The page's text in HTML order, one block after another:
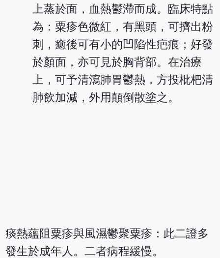
上蒸於面，血熱鬱滯而成。臨床特點
為：粟疹色微紅，有黑頭，可擠出粉
刺，癒後可有小的凹陷性疤痕；好發
於顏面，亦可見於胸背部。在治療
上，可予清瀉肺胃鬱熱，方投枇杷清
肺飲加減，外用顛倒散塗之。
痰熱蘊阻粟疹與風濕鬱聚粟疹：此二證多
發生於成年人。二者病程緩慢。